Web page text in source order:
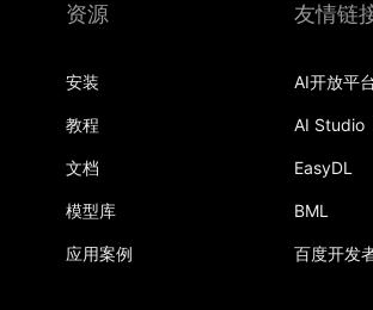
资源
安装
教程
文档
模型库
应用案例
友情链
AI开放平
AI Studio
EasyDL
BML
百度开发